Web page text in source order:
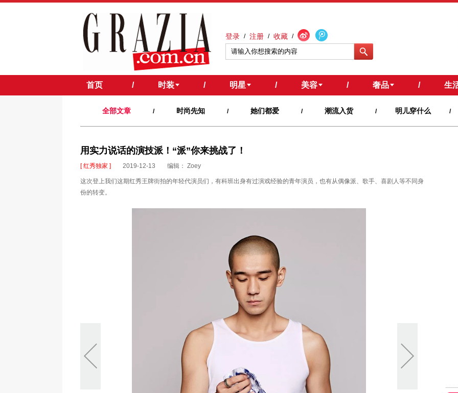
登录 / 注册 / 收藏 /
首页 / 时装 / 明星 / 美容 / 奢品 / 生
全部文章 / 时尚先知 / 她们都爱 / 潮流入货 / 明儿穿什么 /
用实力说话的演技派！“派”你来挑战了！
[ 红秀独家 ] 2019-12-13 编辑： Zoey
这次登上我们这期红秀王牌街拍的年轻代演员们，有科班出身有过演戏经验的青年演员，也有从偶像派、歌手、喜剧人等不同身
份的转变。